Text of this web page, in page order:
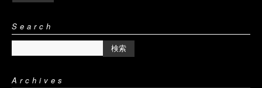
Search
Archives